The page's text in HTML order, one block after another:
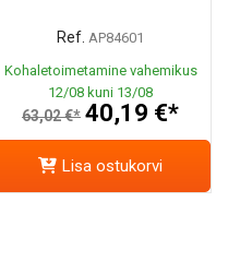
Ref. AP84601
Kohaletoimetamine vahemikus
12/08 kuni 13/08
63,02 €* 40,19 €*
Lisa ostukorvi